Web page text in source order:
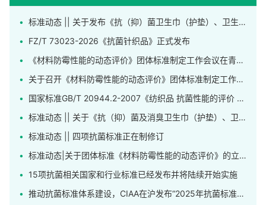
标准动态 || 关于发布《抗（抑）菌卫生巾（护垫）、卫生裤》团体标准的公告
FZ/T 73023-2026《抗菌针织品》正式发布
《材料防霉性能的动态评价》团体标准制定工作会议在青岛召开
关于召开《材料防霉性能的动态评价》团体标准制定工作会议的通知
国家标准GB/T 20944.2-2007《纺织品 抗菌性能的评价 第2部分：吸收法》正在修订
标准动态 || 关于《抗（抑）菌及消臭卫生巾（护垫）、卫生裤》标准公开征求意见的通知
标准动态 || 四项抗菌标准正在制修订
标准动态|关于团体标准《材料防霉性能的动态评价》的立项公告
15项抗菌相关国家和行业标准已经发布并将陆续开始实施
推动抗菌标准体系建设，CIAA在沪发布“2025年抗菌标准工作先进单位”